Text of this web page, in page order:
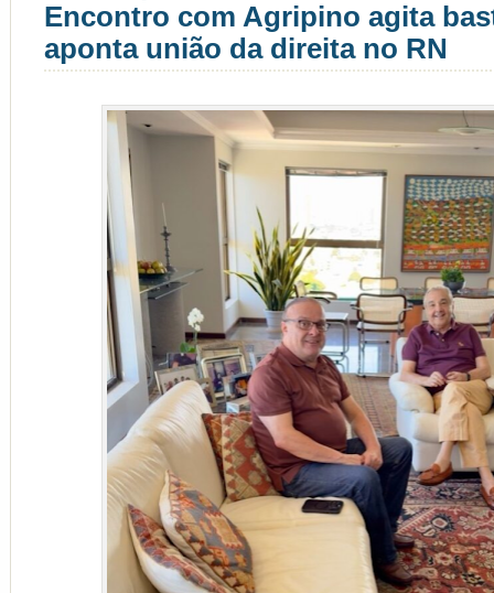
Encontro com Agripino agita
aponta união da direita no RN